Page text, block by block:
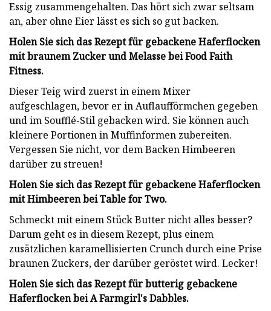
Essig zusammengehalten. Das hört sich zwar seltsam
an, aber ohne Eier lässt es sich so gut backen.
Holen Sie sich das Rezept für gebackene Haferflocken
mit braunem Zucker und Melasse bei Food Faith
Fitness.
Dieser Teig wird zuerst in einem Mixer
aufgeschlagen, bevor er in Auflaufförmchen gegeben
und im Soufflé-Stil gebacken wird. Sie können auch
kleinere Portionen in Muffinformen zubereiten.
Vergessen Sie nicht, vor dem Backen Himbeeren
darüber zu streuen!
Holen Sie sich das Rezept für gebackene Haferflocken
mit Himbeeren bei Table for Two.
Schmeckt mit einem Stück Butter nicht alles besser?
Darum geht es in diesem Rezept, plus einem
zusätzlichen karamellisierten Crunch durch eine Prise
braunen Zuckers, der darüber geröstet wird. Lecker!
Holen Sie sich das Rezept für butterig gebackene
Haferflocken bei A Farmgirl's Dabbles.